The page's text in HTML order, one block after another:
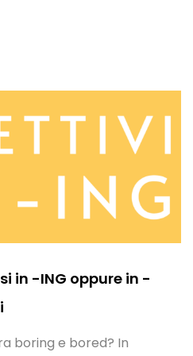
in -ING oppure in -
boring e bored? In